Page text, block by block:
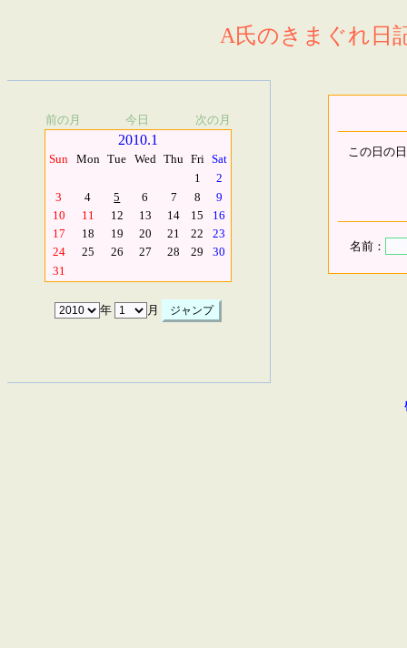
A氏のきまぐれ日
前の月 今日 次の月
2010.1
Sun Mon Tue Wed Thu Fri Sat
1
2
3
4 5 6 7 8
9
10
11 12 13 14 15
16
17
18 19 20 21 22
23
24
25 26 27 28 29
30
31
年 月
この日の
名前：